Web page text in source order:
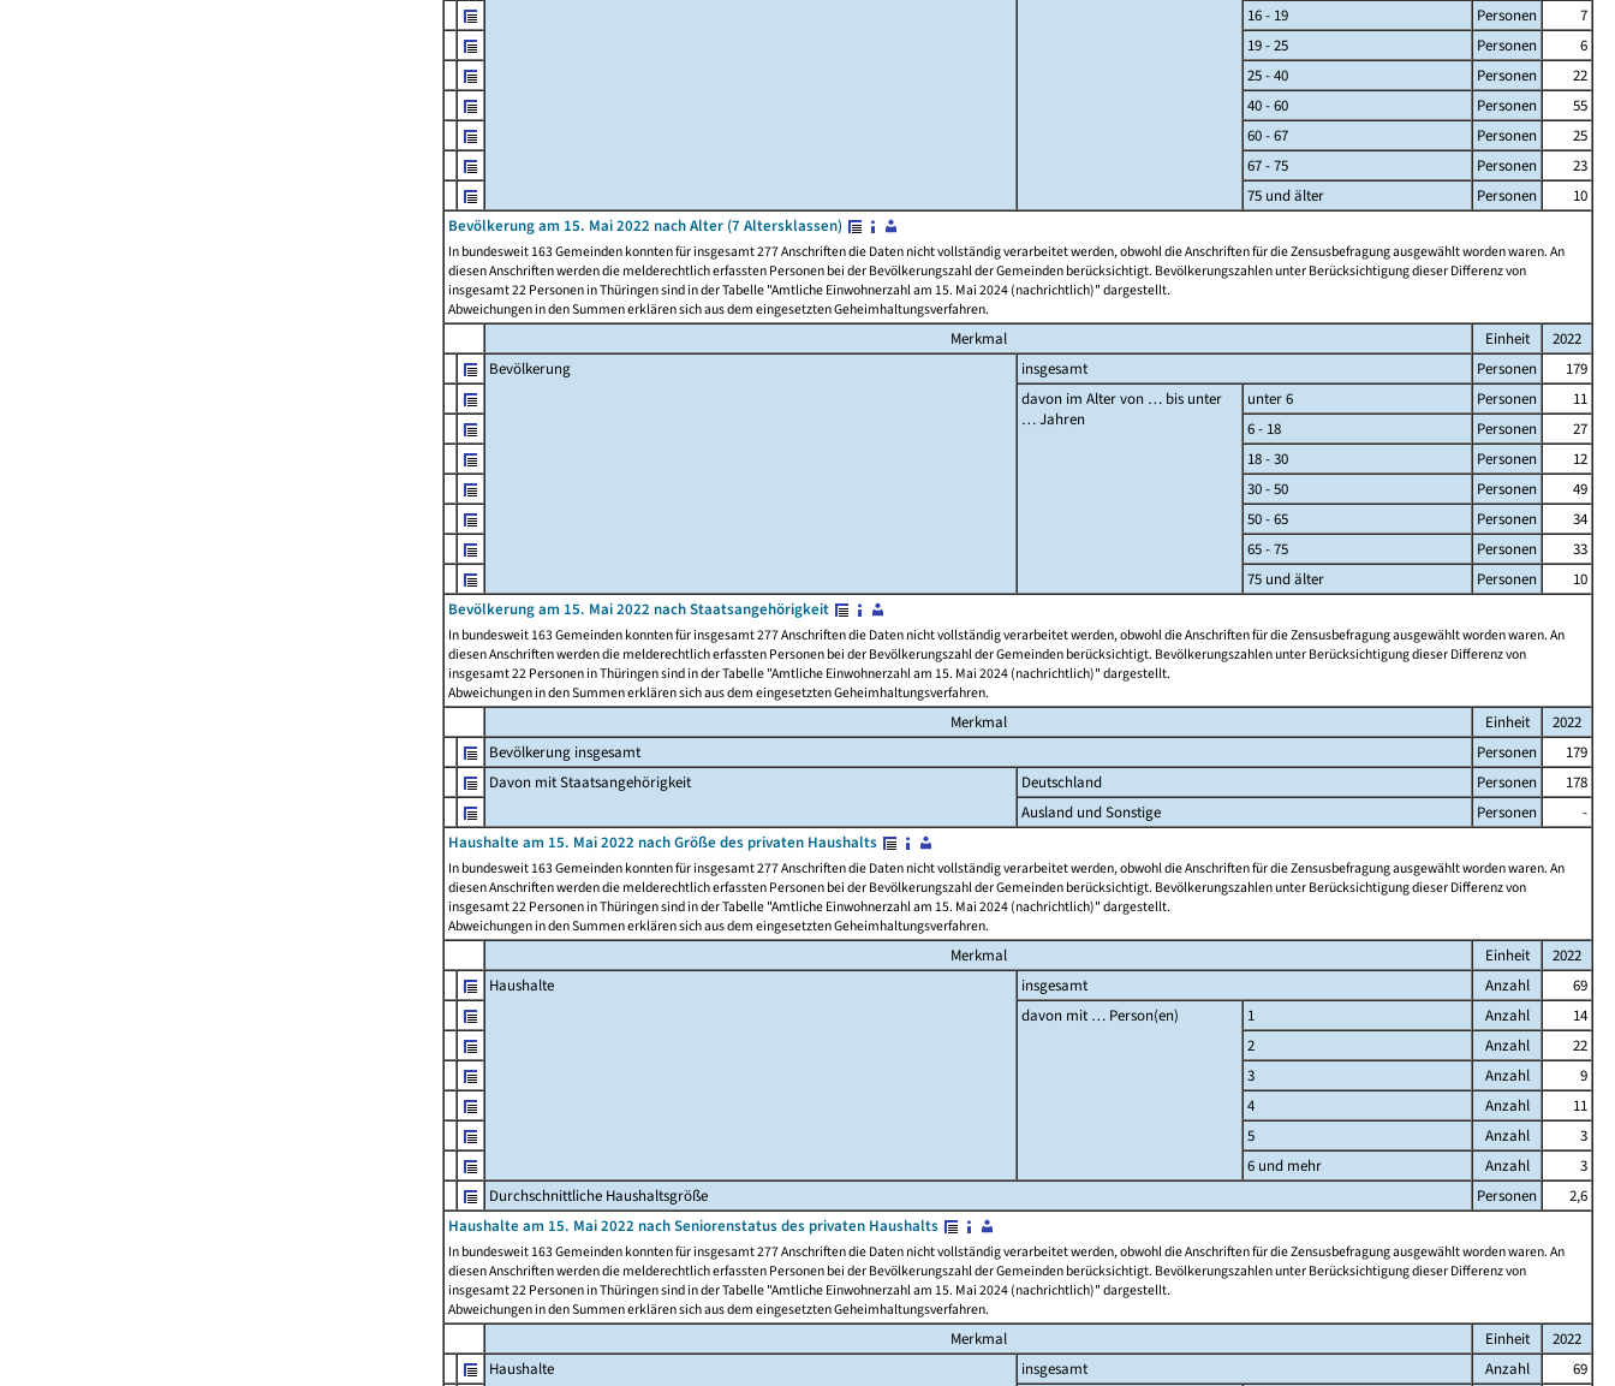
16 - 19
Personen
7
19 - 25
Personen
6
25 - 40
Personen
22
40 - 60
Personen
55
60 - 67
Personen
25
67 - 75
Personen
23
75 und älter
Personen
10
Bevölkerung am 15. Mai 2022 nach Alter (7 Altersklassen)
In bundesweit 163 Gemeinden konnten für insgesamt 277 Anschriften die Daten nicht vollständig verarbeitet werden, obwohl die Anschriften für die Zensusbefragung ausgewählt worden waren. An
diesen Anschriften werden die melderechtlich erfassten Personen bei der Bevölkerungszahl der Gemeinden berücksichtigt. Bevölkerungszahlen unter Berücksichtigung dieser Differenz von
insgesamt 22 Personen in Thüringen sind in der Tabelle "Amtliche Einwohnerzahl am 15. Mai 2024 (nachrichtlich)" dargestellt.
Abweichungen in den Summen erklären sich aus dem eingesetzten Geheimhaltungsverfahren.
Merkmal Einheit
2022
Bevölkerung
insgesamt Personen
179
davon im Alter von … bis unter
… Jahren
unter 6 Personen
11
6 - 18
Personen
27
18 - 30
Personen
12
30 - 50
Personen
49
50 - 65
Personen
34
65 - 75
Personen
33
75 und älter
Personen
10
Bevölkerung am 15. Mai 2022 nach Staatsangehörigkeit
In bundesweit 163 Gemeinden konnten für insgesamt 277 Anschriften die Daten nicht vollständig verarbeitet werden, obwohl die Anschriften für die Zensusbefragung ausgewählt worden waren. An
diesen Anschriften werden die melderechtlich erfassten Personen bei der Bevölkerungszahl der Gemeinden berücksichtigt. Bevölkerungszahlen unter Berücksichtigung dieser Differenz von
insgesamt 22 Personen in Thüringen sind in der Tabelle "Amtliche Einwohnerzahl am 15. Mai 2024 (nachrichtlich)" dargestellt.
Abweichungen in den Summen erklären sich aus dem eingesetzten Geheimhaltungsverfahren.
Merkmal Einheit
2022
Bevölkerung insgesamt
Personen
179
Davon mit Staatsangehörigkeit
Deutschland Personen
178
Ausland und Sonstige
Personen
-
Haushalte am 15. Mai 2022 nach Größe des privaten Haushalts
In bundesweit 163 Gemeinden konnten für insgesamt 277 Anschriften die Daten nicht vollständig verarbeitet werden, obwohl die Anschriften für die Zensusbefragung ausgewählt worden waren. An
diesen Anschriften werden die melderechtlich erfassten Personen bei der Bevölkerungszahl der Gemeinden berücksichtigt. Bevölkerungszahlen unter Berücksichtigung dieser Differenz von
insgesamt 22 Personen in Thüringen sind in der Tabelle "Amtliche Einwohnerzahl am 15. Mai 2024 (nachrichtlich)" dargestellt.
Abweichungen in den Summen erklären sich aus dem eingesetzten Geheimhaltungsverfahren.
Merkmal Einheit
2022
Haushalte
insgesamt Anzahl
69
davon mit … Person(en)
1 Anzahl
14
2
Anzahl
22
3
Anzahl
9
4
Anzahl
11
5
Anzahl
3
6 und mehr
Anzahl
3
Durchschnittliche Haushaltsgröße
Personen
2,6
Haushalte am 15. Mai 2022 nach Seniorenstatus des privaten Haushalts
In bundesweit 163 Gemeinden konnten für insgesamt 277 Anschriften die Daten nicht vollständig verarbeitet werden, obwohl die Anschriften für die Zensusbefragung ausgewählt worden waren. An
diesen Anschriften werden die melderechtlich erfassten Personen bei der Bevölkerungszahl der Gemeinden berücksichtigt. Bevölkerungszahlen unter Berücksichtigung dieser Differenz von
insgesamt 22 Personen in Thüringen sind in der Tabelle "Amtliche Einwohnerzahl am 15. Mai 2024 (nachrichtlich)" dargestellt.
Abweichungen in den Summen erklären sich aus dem eingesetzten Geheimhaltungsverfahren.
Merkmal Einheit
2022
Haushalte
insgesamt Anzahl
69